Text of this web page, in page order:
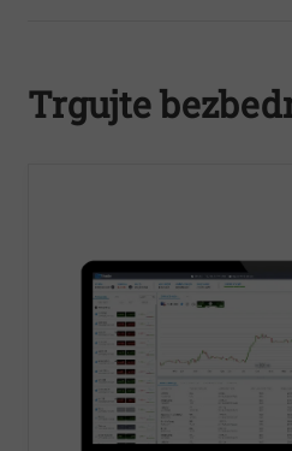
Trgujte